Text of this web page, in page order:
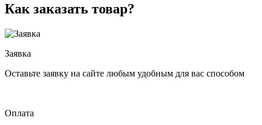
Как заказать товар?
Заявка
Оставьте заявку на сайте любым удобным для вас способом
Оплата